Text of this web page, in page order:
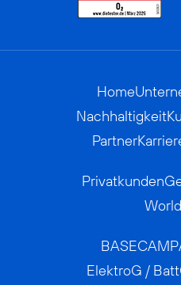
Home
Nachhaltigkeit
Partner
Privatkunden
BASECAMP
ElektroG /